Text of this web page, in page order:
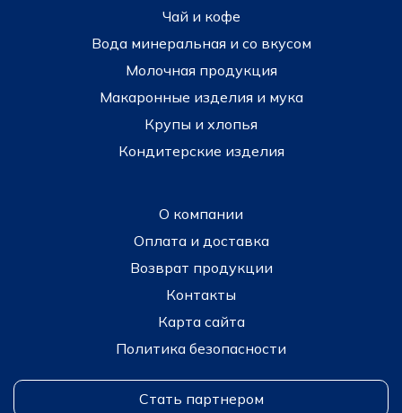
Чай и кофе
Вода минеральная и со вкусом
Молочная продукция
Макаронные изделия и мука
Крупы и хлопья
Кондитерские изделия
О компании
Оплата и доставка
Возврат продукции
Контакты
Карта сайта
Политика безопасности
Стать партнером